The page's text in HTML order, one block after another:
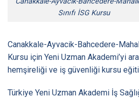
Sınıfı İSG Kursu
Canakkale-Ayvacik-Bahcedere-
Kursu için Yeni Uzman Akademi’yi
hemşireliği ve iş güvenliği kursu
Türkiye Yeni Uzman Akademi İş